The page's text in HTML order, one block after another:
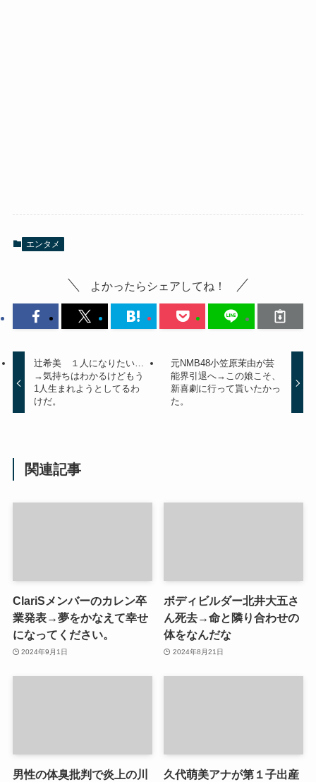
エンタメ
よかったらシェアしてね！
辻希美 １人になりたい…
→気持ちはわかるけどもう
1人生まれようとしてるわ
けだ。
元NMB48小笠原茉由が芸
能界引退へ→この娘こそ、
新喜劇に行って貰いたかっ
た。
関連記事
ClariSメンバーのカレン卒
業発表→夢をかなえて幸せ
になってください。
2024年9月1日
ボディビルダー北井大五さ
ん死去→命と隣り合わせの
体をなんだな
2024年8月21日
男性の体臭批判で炎上の川
久代萌美アナが第１子出産